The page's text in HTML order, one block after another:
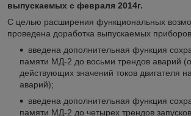
выпускаемых с февраля 2014г.
С целью расширения функциональных
проведена доработка выпускаемых
введена дополнительная функция
памяти МД-2 до восьми трендов аварий
действующих значений токов двигателя
аварий);
введена дополнительная функция
памяти МД-2 до четырех трендов запусков